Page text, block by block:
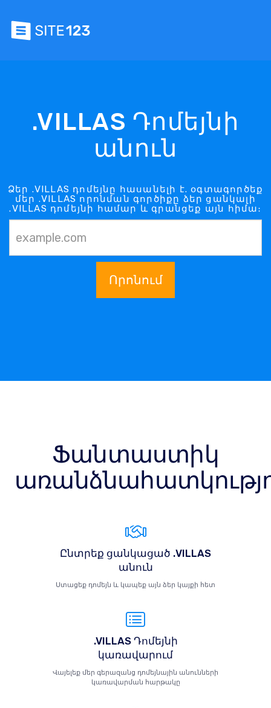
.VILLAS Դոմեյնի
անուն
Ձեր .VILLAS դոմեյնը հասանելի է. օգտագործեք
մեր .VILLAS որոնման գործիքը ձեր ցանկալի
.VILLAS դոմեյնի համար և գրանցեք այն հիմա։
Որոնում
Ֆանտաստիկ
Ընտրեք ցանկացած .VILLAS
անուն
Ստացեք դոմեյն և կապեք այն ձեր կայքի հետ
.VILLAS Դոմեյնի
կառավարում
Վայելեք մեր գերազանց դոմեյնային անունների
կառավարման հարթակը